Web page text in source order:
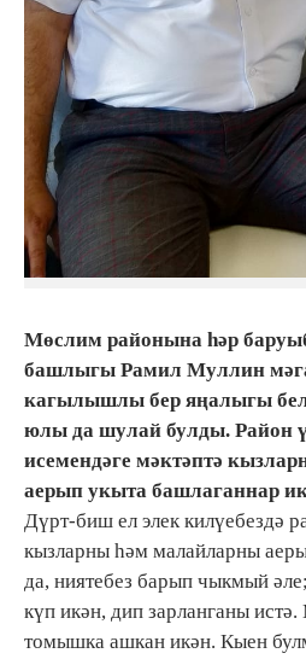
Мөслим районына һәр
башлыгы Рамил Муллин
кагылышлы бер яңалыгы
юлы да шулай булды. Район
исемендәге мәктәптә
аерып укыта башлаганнар
Дүрт-биш ел элек килүебездә
кызларны һәм малайларны
да, ниятебез барып чыкмый
күп икән, дип зарланганы истә.
томышка ашкан икән. Кыен